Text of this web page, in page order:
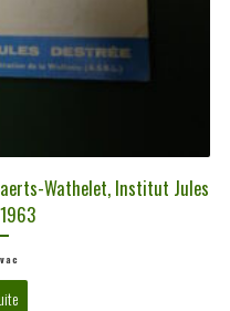
Wathelet, Institut Jules